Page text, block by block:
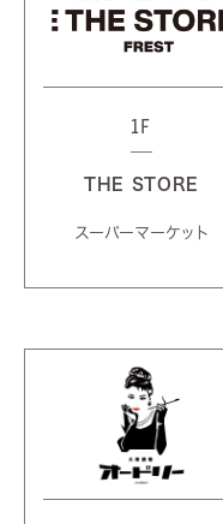
1F
THE STORE
スーパーマーケット